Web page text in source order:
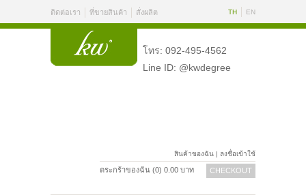
ติดต่อเรา ที่ขายสินค้า สั่งผลิต TH EN
โทร: 092-495-4562
Line ID: @kwdegree
สินค้าของฉัน | ลงชื่อเข้าใช้
ตระกร้าของฉัน (0) 0.00 บาท CHECKOUT